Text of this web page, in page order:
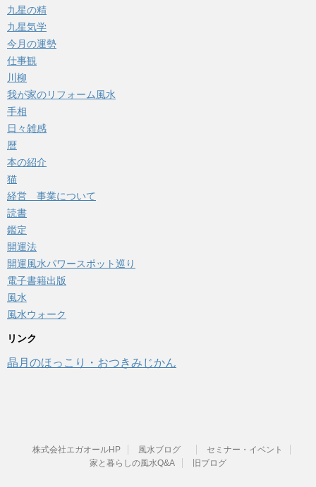
九星の精
九星気学
今月の運勢
仕事観
川柳
我が家のリフォーム風水
手相
日々雑感
暦
本の紹介
猫
経営 事業について
読書
鑑定
開運法
開運風水パワースポット巡り
電子書籍出版
風水
風水ウォーク
リンク
晶月のほっこり・おつきみじかん
株式会社エガオールHP 風水ブログ
セミナー・イベント
家と暮らしの風水Q&A
旧ブログ